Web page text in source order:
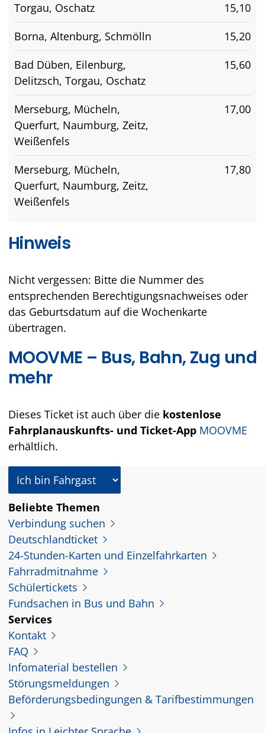
Torgau, Oschatz
15,10
Borna, Altenburg, Schmölln
15,20
Bad Düben, Eilenburg,
Delitzsch, Torgau, Oschatz
15,60
Merseburg, Mücheln,
Querfurt, Naumburg, Zeitz,
Weißenfels
17,00
Merseburg, Mücheln,
Querfurt, Naumburg, Zeitz,
Weißenfels
17,80
Hinweis
Nicht vergessen: Bitte die Nummer des
entsprechenden Berechtigungsnachweises oder
das Geburtsdatum auf die Wochenkarte
übertragen.
MOOVME – Bus, Bahn, Zug und
mehr
Dieses Ticket ist auch über die kostenlose
Fahrplanauskunfts- und Ticket-App MOOVME
erhältlich.
In welcher Rolle nutzen Sie dieses Angebot?
Beliebte Themen
Verbindung suchen
Deutschlandticket
24-Stunden-Karten und Einzelfahrkarten
Fahrradmitnahme
Schülertickets
Fundsachen in Bus und Bahn
Services
Kontakt
FAQ
Infomaterial bestellen
Störungsmeldungen
Beförderungsbedingungen & Tarifbestimmungen